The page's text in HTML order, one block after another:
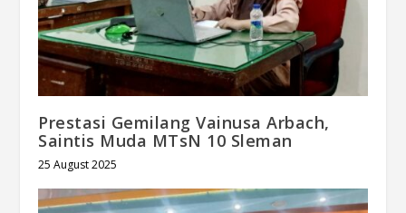
Prestasi Gemilang Vainusa Arbach,
Saintis Muda MTsN 10 Sleman
25 August 2025